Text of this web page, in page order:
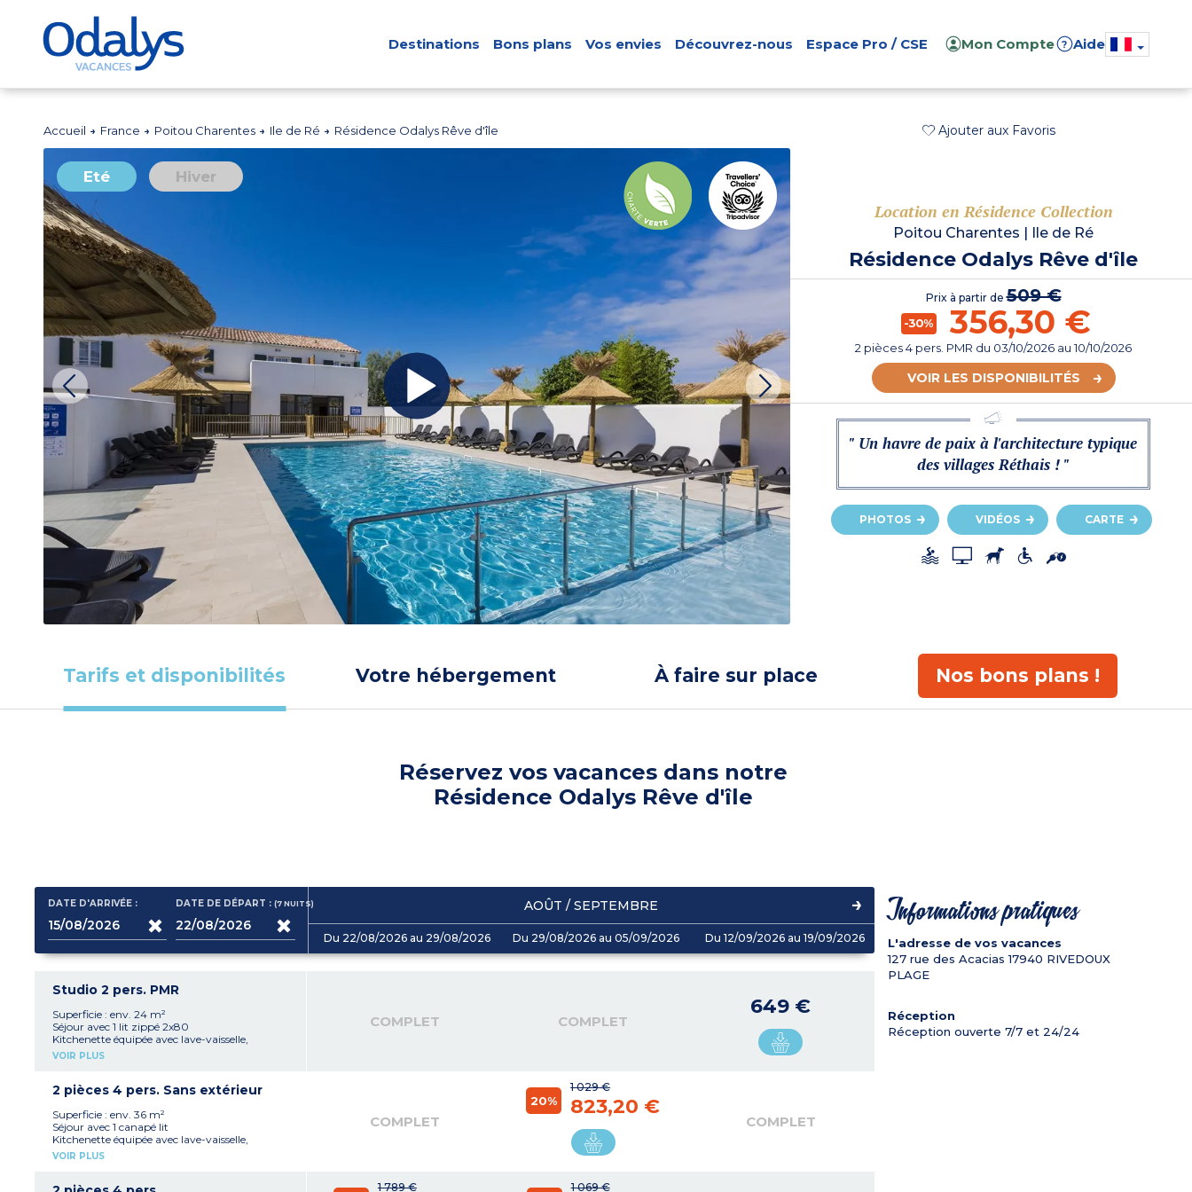
Destinations Bons plans Vos envies Découvrez-nous Espace Pro / CSE Mon Compte ? Aide
Accueil France Poitou Charentes Ile de Ré Résidence Odalys Rêve d'île Ajouter aux Favoris
Eté Hiver
Location en Résidence Collection
Poitou Charentes Ile de Ré
Résidence Odalys Rêve d'île
Prix à partir de509 €
-30% 356,30 €
2 pièces 4 pers. PMR du 03/10/2026 au 10/10/2026
VOIR LES DISPONIBILITÉS
" Un havre de paix à l'architecture typique
des villages Réthais ! "
PHOTOS VIDÉOS CARTE
Tarifs et disponibilités Votre hébergement À faire sur place Nos bons plans !
Réservez vos vacances dans notre
Résidence Odalys Rêve d'île
DATE D'ARRIVÉE : DATE DE DÉPART :(7NUITS) AOÛT / SEPTEMBRE
Du 22/08/2026 au 29/08/2026 Du 29/08/2026 au 05/09/2026 Du 12/09/2026 au 19/09/2026
Studio 2 pers. PMR
Superficie : env. 24 m²
Séjour avec 1 lit zippé 2x80
Kitchenette équipée avec lave-vaisselle,
ménagère complète, plaques de cuissons,
cafetière à capsules et grille-pain
Salle de bain avec douche et WC (avec sèche-
cheveux)
Capacité maximale d'accueil : 2 personnes
bébé inclus
À noter:
- Les torchons, les condiments et les produits
VOIR PLUS
COMPLET COMPLET
649 €
2 pièces 4 pers. Sans extérieur
Superficie : env. 36 m²
Séjour avec 1 canapé lit
Kitchenette équipée avec lave-vaisselle,
ménagère complète, plaques de cuissons,
cafetière à capsules et grille-pain
VOIR PLUS
COMPLET
1 029 €
20% 823,20 €
COMPLET
1 789 € 1 069 €
Informations pratiques
L'adresse de vos vacances
127 rue des Acacias 17940 RIVEDOUX
PLAGE
Réception
Réception ouverte 7/7 et 24/24